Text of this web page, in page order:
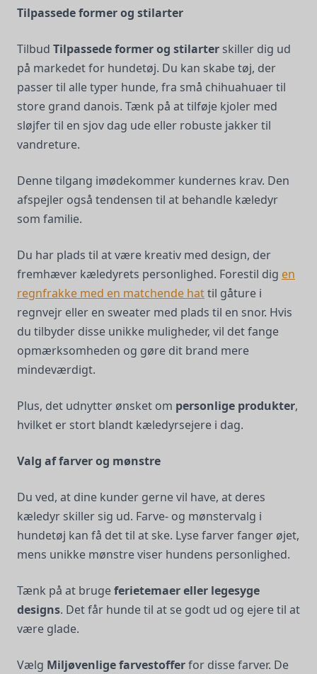
Tilpassede former og stilarter
Tilbud Tilpassede former og stilarter skiller dig ud
på markedet for hundetøj. Du kan skabe tøj, der
passer til alle typer hunde, fra små chihuahuaer til
store grand danois. Tænk på at tilføje kjoler med
sløjfer til en sjov dag ude eller robuste jakker til
vandreture.
Denne tilgang imødekommer kundernes krav. Den
afspejler også tendensen til at behandle kæledyr
som familie.
Du har plads til at være kreativ med design, der
fremhæver kæledyrets personlighed. Forestil dig en
regnfrakke med en matchende hattil gåture i
regnvejr eller en sweater med plads til en snor. Hvis
du tilbyder disse unikke muligheder, vil det fange
opmærksomheden og gøre dit brand mere
mindeværdigt.
Plus, det udnytter ønsket om personlige produkter,
hvilket er stort blandt kæledyrsejere i dag.
Valg af farver og mønstre
Du ved, at dine kunder gerne vil have, at deres
kæledyr skiller sig ud. Farve- og mønstervalg i
hundetøj kan få det til at ske. Lyse farver fanger øjet,
mens unikke mønstre viser hundens personlighed.
Tænk på at brugeferietemaer eller legesyge
designs. Det får hunde til at se godt ud og ejere til at
være glade.
Vælg Miljøvenlige farvestofferfor disse farver. De